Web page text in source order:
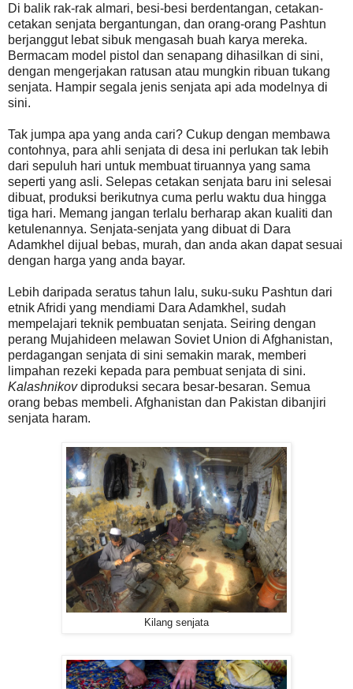
Di balik rak-rak almari, besi-besi berdentangan, cetakan-
cetakan senjata bergantungan, dan orang-orang Pashtun
berjanggut lebat sibuk mengasah buah karya mereka.
Bermacam model pistol dan senapang dihasilkan di sini,
dengan mengerjakan ratusan atau mungkin ribuan tukang
senjata. Hampir segala jenis senjata api ada modelnya di
sini.
Tak jumpa apa yang anda cari? Cukup dengan membawa
contohnya, para ahli senjata di desa ini perlukan tak lebih
dari sepuluh hari untuk membuat tiruannya yang sama
seperti yang asli. Selepas cetakan senjata baru ini selesai
dibuat, produksi berikutnya cuma perlu waktu dua hingga
tiga hari. Memang jangan terlalu berharap akan kualiti dan
ketulenannya. Senjata-senjata yang dibuat di Dara
Adamkhel dijual bebas, murah, dan anda akan dapat sesuai
dengan harga yang anda bayar.
Lebih daripada seratus tahun lalu, suku-suku Pashtun dari
etnik Afridi yang mendiami Dara Adamkhel, sudah
mempelajari teknik pembuatan senjata. Seiring dengan
perang Mujahideen melawan Soviet Union di Afghanistan,
perdagangan senjata di sini semakin marak, memberi
limpahan rezeki kepada para pembuat senjata di sini.
Kalashnikovdiproduksi secara besar-besaran. Semua
orang bebas membeli. Afghanistan dan Pakistan dibanjiri
senjata haram.
Kilang senjata